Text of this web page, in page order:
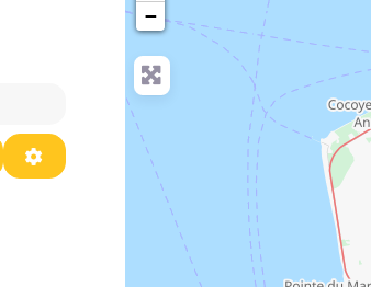
Advanced Filters
−